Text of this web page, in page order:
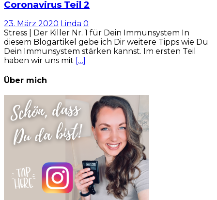
Coronavirus Teil 2
23. März 2020 Linda 0
Stress | Der Killer Nr. 1 für Dein Immunsystem In
diesem Blogartikel gebe ich Dir weitere Tipps wie Du
Dein Immunsystem stärken kannst. Im ersten Teil
haben wir uns mit […]
Über mich